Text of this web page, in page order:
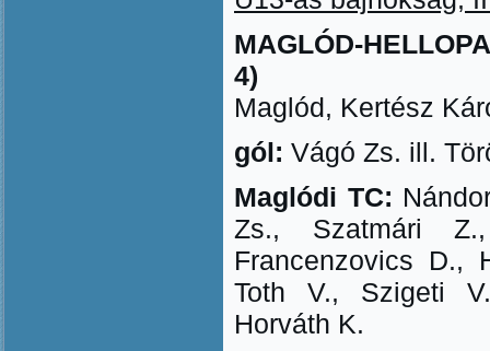
MAGLÓD-
4)
Maglód, Kertész
gól: Vágó Zs. ill.
Maglódi TC:
Zs., Szatmári
Francenzovics D.,
Toth V., Szigeti
Horváth K.